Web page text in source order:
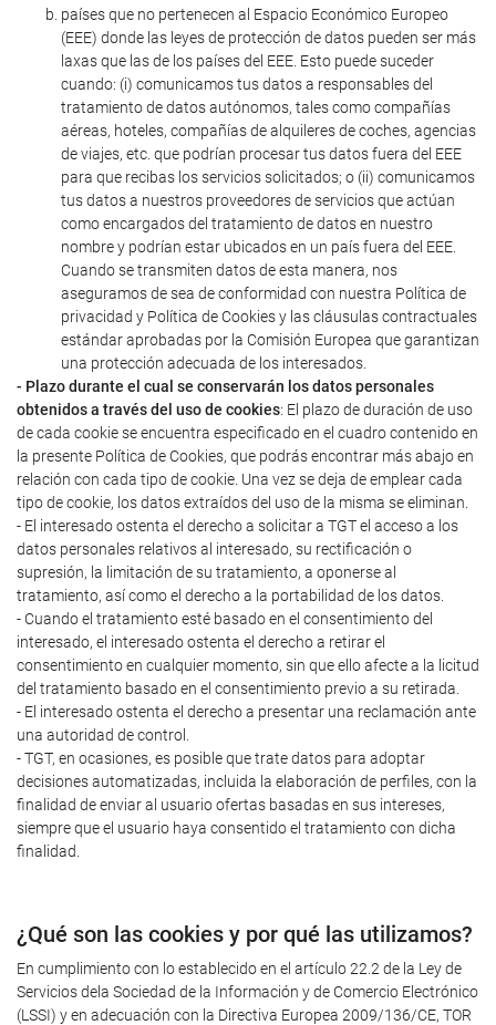
países que no pertenecen al Espacio Económico Europeo
(EEE) donde las leyes de protección de datos pueden ser más
laxas que las de los países del EEE. Esto puede suceder
cuando: (i) comunicamos tus datos a responsables del
tratamiento de datos autónomos, tales como compañías
aéreas, hoteles, compañías de alquileres de coches, agencias
de viajes, etc. que podrían procesar tus datos fuera del EEE
para que recibas los servicios solicitados; o (ii) comunicamos
tus datos a nuestros proveedores de servicios que actúan
como encargados del tratamiento de datos en nuestro
nombre y podrían estar ubicados en un país fuera del EEE.
Cuando se transmiten datos de esta manera, nos
aseguramos de sea de conformidad con nuestra Política de
privacidad y Política de Cookies y las cláusulas contractuales
estándar aprobadas por la Comisión Europea que garantizan
una protección adecuada de los interesados.
- Plazo durante el cual se conservarán los datos personales
obtenidos a través del uso de cookies: El plazo de duración de uso
de cada cookie se encuentra especificado en el cuadro contenido en
la presente Política de Cookies, que podrás encontrar más abajo en
relación con cada tipo de cookie. Una vez se deja de emplear cada
tipo de cookie, los datos extraídos del uso de la misma se eliminan.
- El interesado ostenta el derecho a solicitar a TGT el acceso a los
datos personales relativos al interesado, su rectificación o
supresión, la limitación de su tratamiento, a oponerse al
tratamiento, así como el derecho a la portabilidad de los datos.
- Cuando el tratamiento esté basado en el consentimiento del
interesado, el interesado ostenta el derecho a retirar el
consentimiento en cualquier momento, sin que ello afecte a la licitud
del tratamiento basado en el consentimiento previo a su retirada.
- El interesado ostenta el derecho a presentar una reclamación ante
una autoridad de control.
- TGT, en ocasiones, es posible que trate datos para adoptar
decisiones automatizadas, incluida la elaboración de perfiles, con la
finalidad de enviar al usuario ofertas basadas en sus intereses,
siempre que el usuario haya consentido el tratamiento con dicha
finalidad.
¿Qué son las cookies y por qué las utilizamos?
En cumplimiento con lo establecido en el artículo 22.2 de la Ley de
Servicios dela Sociedad de la Información y de Comercio Electrónico
(LSSI) y en adecuación con la Directiva Europea 2009/136/CE, TOR